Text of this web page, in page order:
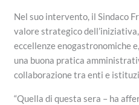
Nel suo intervento, il Sindaco
valore strategico
eccellenze enogastronomiche
una buona pratica
collaborazione tra enti e
“Quella di questa sera – ha